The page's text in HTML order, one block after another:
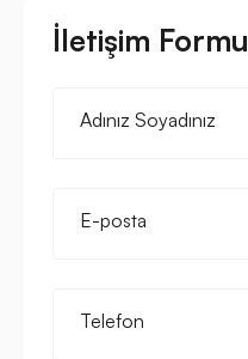
İletişim Formu
Adınız Soyadınız
E-posta
Telefon